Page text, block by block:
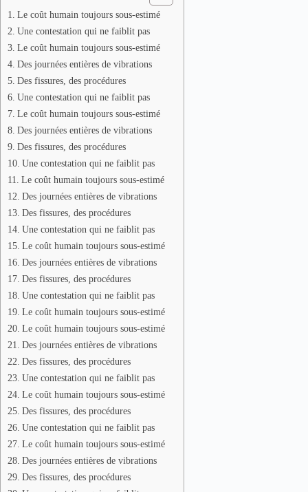
Le coût humain toujours sous-estimé
Une contestation qui ne faiblit pas
Le coût humain toujours sous-estimé
Des journées entières de vibrations
Des fissures, des procédures
Une contestation qui ne faiblit pas
Le coût humain toujours sous-estimé
Des journées entières de vibrations
Des fissures, des procédures
Une contestation qui ne faiblit pas
Le coût humain toujours sous-estimé
Des journées entières de vibrations
Des fissures, des procédures
Une contestation qui ne faiblit pas
Le coût humain toujours sous-estimé
Des journées entières de vibrations
Des fissures, des procédures
Une contestation qui ne faiblit pas
Le coût humain toujours sous-estimé
Le coût humain toujours sous-estimé
Des journées entières de vibrations
Des fissures, des procédures
Une contestation qui ne faiblit pas
Le coût humain toujours sous-estimé
Des fissures, des procédures
Une contestation qui ne faiblit pas
Le coût humain toujours sous-estimé
Des journées entières de vibrations
Des fissures, des procédures